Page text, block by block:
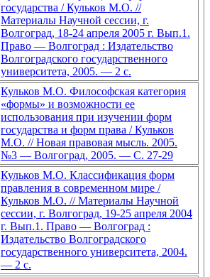
государства / Кульков М.О. //
Материалы Научной сессии, г.
Волгоград, 18-24 апреля 2005 г. Вып.1.
Право — Волгоград : Издательство
Волгоградского государственного
университета, 2005. — 2 с.
Кульков М.О. Философская категория
«формы» и возможности ее
использования при изучении форм
государства и форм права / Кульков
М.О. // Новая правовая мысль. 2005.
№3 — Волгоград, 2005. — С. 27-29
Кульков М.О. Классификация форм
правления в современном мире /
Кульков М.О. // Материалы Научной
сессии, г. Волгоград, 19-25 апреля 2004
г. Вып.1. Право — Волгоград :
Издательство Волгоградского
государственного университета, 2004.
— 2 с.